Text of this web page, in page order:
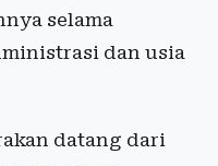
selama
dan usia
datang dari